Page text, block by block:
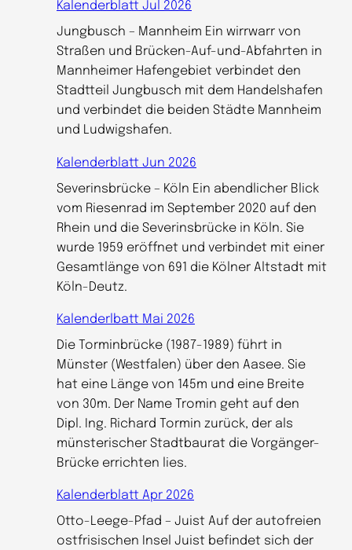
Kalenderblatt Jul 2026
Jungbusch – Mannheim Ein wirrwarr von
Straßen und Brücken-Auf-und-Abfahrten in
Mannheimer Hafengebiet verbindet den
Stadtteil Jungbusch mit dem Handelshafen
und verbindet die beiden Städte Mannheim
und Ludwigshafen.
Kalenderblatt Jun 2026
Severinsbrücke – Köln Ein abendlicher Blick
vom Riesenrad im September 2020 auf den
Rhein und die Severinsbrücke in Köln. Sie
wurde 1959 eröffnet und verbindet mit einer
Gesamtlänge von 691 die Kölner Altstadt mit
Köln-Deutz.
Kalenderlbatt Mai 2026
Die Torminbrücke (1987-1989) führt in
Münster (Westfalen) über den Aasee. Sie
hat eine Länge von 145m und eine Breite
von 30m. Der Name Tromin geht auf den
Dipl. Ing. Richard Tormin zurück, der als
münsterischer Stadtbaurat die Vorgänger-
Brücke errichten lies.
Kalenderblatt Apr 2026
Otto-Leege-Pfad – Juist Auf der autofreien
ostfrisischen Insel Juist befindet sich der